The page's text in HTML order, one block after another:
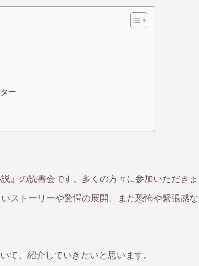
ー
』の読書会です。多くの方々に参加いただき
ストーリーや驚愕の展開、また恐怖や緊張感な
て、紹介していきたいと思います。